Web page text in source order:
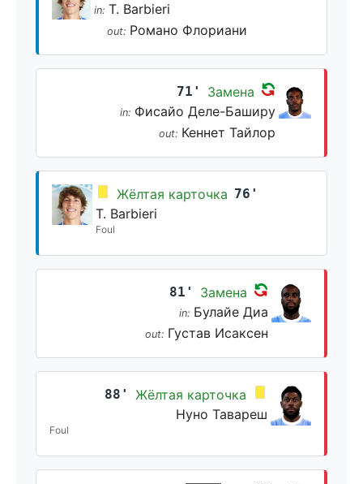
in: T. Barbieri
out: Романо Флориани
71' Замена
in: Фисайо Деле-Баширу
out: Кеннет Тайлор
Жёлтая карточка 76'
T. Barbieri
Foul
81' Замена
in: Булайе Диа
out: Густав Исаксен
88'
Жёлтая карточка
Нуно Тавареш
Foul